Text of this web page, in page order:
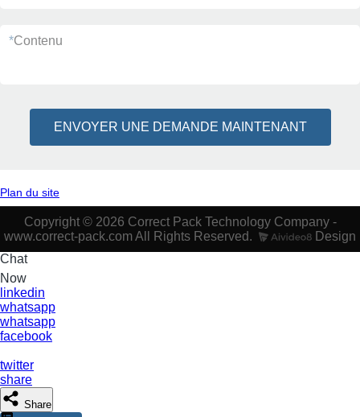
*Contenu
ENVOYER UNE DEMANDE MAINTENANT
Plan du site
Copyright © 2026 Correct Pack Technology Company -
www.correct-pack.com All Rights Reserved.
Design
Chat
Now
linkedin
whatsapp
whatsapp
facebook
twitter
share
Share